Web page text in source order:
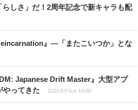
しさ」だ！2周年記念で新キャラも配
』―「またこいつか」とな
Japanese Drift Master』大型アプ
やってきた
2026.8.9 Sun 14:00